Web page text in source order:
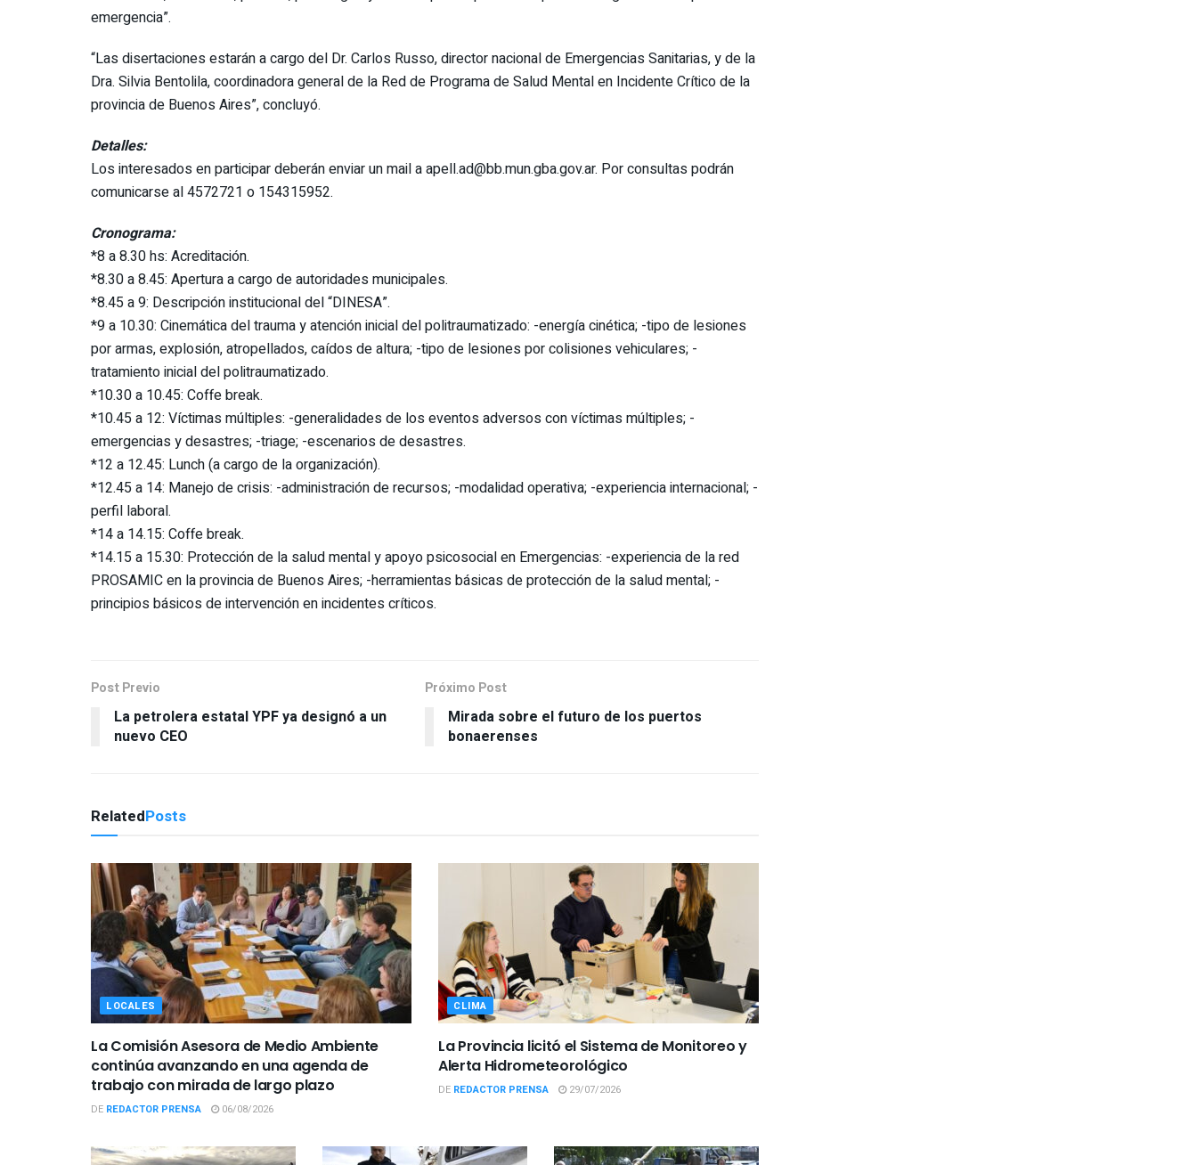
emergencia”.
“Las disertaciones estarán a cargo del Dr. Carlos Russo, director nacional de Emergencias Sanitarias, y de la
Dra. Silvia Bentolila, coordinadora general de la Red de Programa de Salud Mental en Incidente Crítico de la
provincia de Buenos Aires”, concluyó.
Detalles:
Los interesados en participar deberán enviar un mail a apell.ad@bb.mun.gba.gov.ar. Por consultas podrán
comunicarse al 4572721 o 154315952.
Cronograma:
*8 a 8.30 hs: Acreditación.
*8.30 a 8.45: Apertura a cargo de autoridades municipales.
*8.45 a 9: Descripción institucional del “DINESA”.
*9 a 10.30: Cinemática del trauma y atención inicial del politraumatizado: -energía cinética; -tipo de lesiones
por armas, explosión, atropellados, caídos de altura; -tipo de lesiones por colisiones vehiculares; -
tratamiento inicial del politraumatizado.
*10.30 a 10.45: Coffe break.
*10.45 a 12: Víctimas múltiples: -generalidades de los eventos adversos con víctimas múltiples; -
emergencias y desastres; -triage; -escenarios de desastres.
*12 a 12.45: Lunch (a cargo de la organización).
*12.45 a 14: Manejo de crisis: -administración de recursos; -modalidad operativa; -experiencia internacional; -
perfil laboral.
*14 a 14.15: Coffe break.
*14.15 a 15.30: Protección de la salud mental y apoyo psicosocial en Emergencias: -experiencia de la red
PROSAMIC en la provincia de Buenos Aires; -herramientas básicas de protección de la salud mental; -
principios básicos de intervención en incidentes críticos.
Post Previo
La petrolera estatal YPF ya designó a un
nuevo CEO
Próximo Post
Mirada sobre el futuro de los puertos
bonaerenses
RelatedPosts
LOCALES
La Comisión Asesora de Medio Ambiente
continúa avanzando en una agenda de
trabajo con mirada de largo plazo
DE REDACTOR PRENSA 06/08/2026
CLIMA
La Provincia licitó el Sistema de Monitoreo y
Alerta Hidrometeorológico
DE REDACTOR PRENSA 29/07/2026